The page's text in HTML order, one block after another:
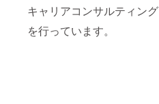
キャリアコンサルティング
を行っています。